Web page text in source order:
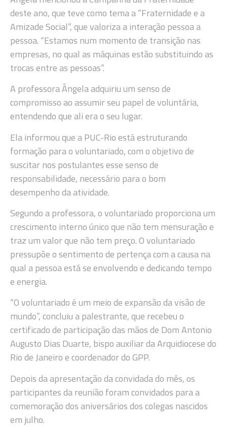
deste ano, que teve como tema a “Fraternidade e a
Amizade Social”, que valoriza a interação pessoa a
pessoa. “Estamos num momento de transição nas
empresas, no qual as máquinas estão substituindo as
trocas entre as pessoas”.
A professora Ângela adquiriu um senso de
compromisso ao assumir seu papel de voluntária,
entendendo que ali era o seu lugar.
Ela informou que a PUC-Rio está estruturando
formação para o voluntariado, com o objetivo de
suscitar nos postulantes esse senso de
responsabilidade, necessário para o bom
desempenho da atividade.
Segundo a professora, o voluntariado proporciona um
crescimento interno único que não tem mensuração e
traz um valor que não tem preço. O voluntariado
pressupõe o sentimento de pertença com a causa na
qual a pessoa está se envolvendo e dedicando tempo
e energia.
“O voluntariado é um meio de expansão da visão de
mundo”, concluiu a palestrante, que recebeu o
certificado de participação das mãos de Dom Antonio
Augusto Dias Duarte, bispo auxiliar da Arquidiocese do
Rio de Janeiro e coordenador do GPP.
Depois da apresentação da convidada do mês, os
participantes da reunião foram convidados para a
comemoração dos aniversários dos colegas nascidos
em julho.